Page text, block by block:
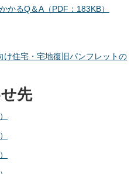
かるQ＆A（PDF：183KB）
住宅・宅地復旧パンフレットの
先